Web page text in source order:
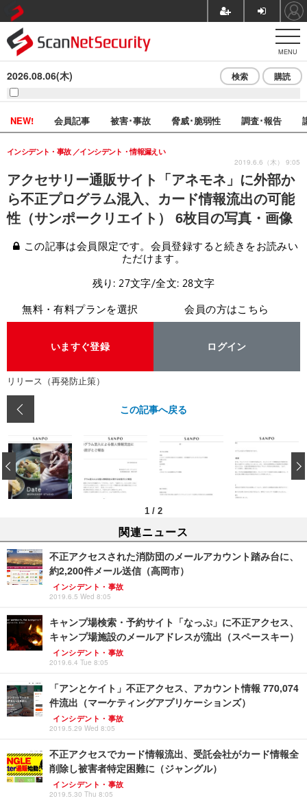
MENU
2026.08.06(木) 検索 購読
NEW! 会員記事 被害･事故 脅威･脆弱性 調査･報告
アクセサリー通販サイト「アネモネ」に外部か
ら不正プログラム混入、カード情報流出の可能
性（サンポークリエイト） 6枚目の写真・画像
インシデント・事故 インシデント・情報漏えい
2019.6.6（木） 9:05
この記事は会員限定です。会員登録すると続きをお読みい
ただけます。
残り: 27文字/全文: 28文字
無料・有料プランを選択
いますぐ登録
会員の方はこちら
ログイン
リリース（再発防止策）
この記事へ戻る
1 / 2
‹
関連ニュース
不正アクセスされた消防団のメールアカウント踏み台に、
約2,200件メール送信（高岡市）
インシデント・事故
2019.6.5 Wed 8:05
キャンプ場検索・予約サイト「なっぷ」に不正アクセス、
キャンプ場施設のメールアドレスが流出（スペースキー）
インシデント・事故
2019.6.4 Tue 8:05
「アンとケイト」不正アクセス、アカウント情報 770,074
件流出（マーケティングアプリケーションズ）
インシデント・事故
2019.5.29 Wed 8:05
不正アクセスでカード情報流出、受託会社がカード情報全
削除し被害者特定困難に（ジャングル）
インシデント・事故
2019.5.30 Thu 8:05